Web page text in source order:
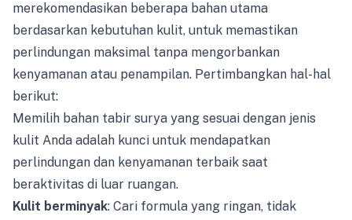
merekomendasikan beberapa bahan utama
berdasarkan kebutuhan kulit, untuk memastikan
perlindungan maksimal tanpa mengorbankan
kenyamanan atau penampilan. Pertimbangkan hal-hal
berikut:
Memilih bahan tabir surya yang sesuai dengan jenis
kulit Anda adalah kunci untuk mendapatkan
perlindungan dan kenyamanan terbaik saat
beraktivitas di luar ruangan.
Kulit berminyak: Cari formula yang ringan, tidak